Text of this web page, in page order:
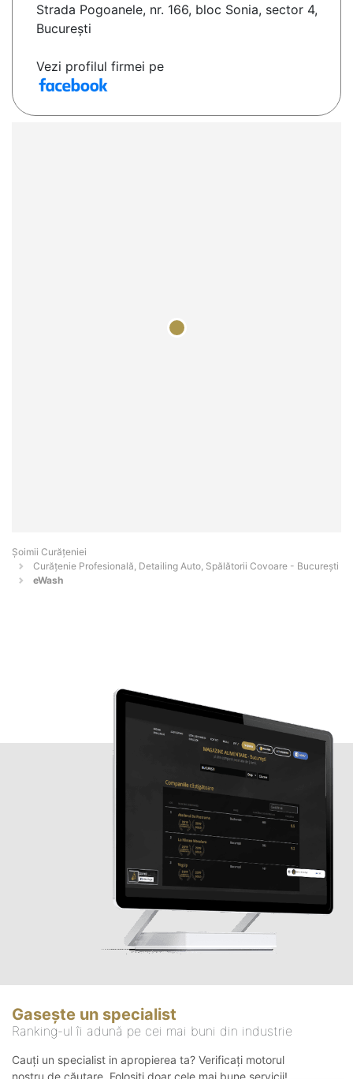
Strada Pogoanele, nr. 166, bloc Sonia, sector 4,
București
Vezi profilul firmei pe
Șoimii Curățeniei
Curățenie Profesională, Detailing Auto, Spălătorii Covoare - Bucureşti
eWash
Gasește un specialist
Ranking-ul îi adună pe cei mai buni din industrie
Cauți un specialist in apropierea ta? Verificați motorul
nostru de căutare. Folosiți doar cele mai bune servicii!